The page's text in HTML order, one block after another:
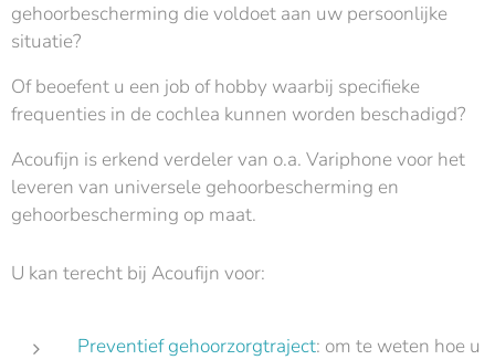
gehoorbescherming die voldoet aan uw persoonlijke
situatie?
Of beoefent u een job of hobby waarbij specifieke
frequenties in de cochlea kunnen worden beschadigd?
Acoufijn is erkend verdeler van o.a. Variphone voor het
leveren van universele gehoorbescherming en
gehoorbescherming op maat.
U kan terecht bij Acoufijn voor:
Preventief gehoorzorgtraject: om te weten hoe u